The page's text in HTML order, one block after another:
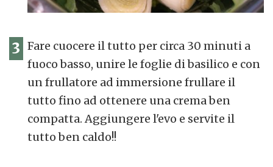
3 Fare cuocere il tutto per circa 30 minuti a
fuoco basso, unire le foglie di basilico e con
un frullatore ad immersione frullare il
tutto fino ad ottenere una crema ben
compatta. Aggiungere l'evo e servite il
tutto ben caldo!!